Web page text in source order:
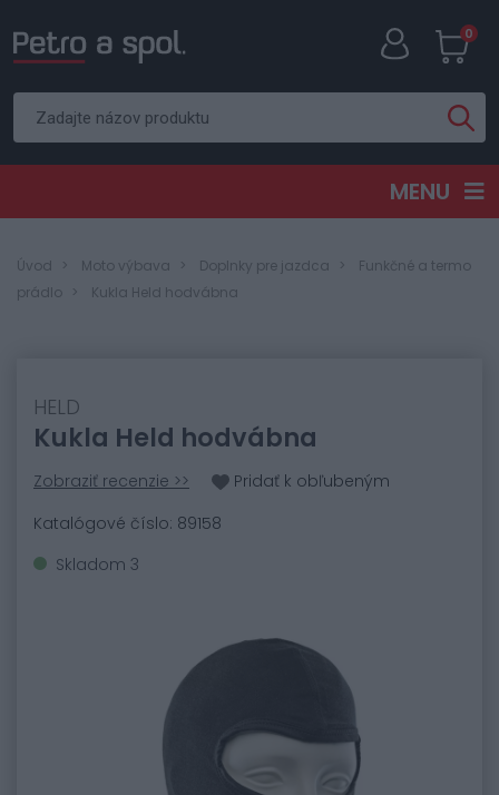
0
MENU
Úvod Moto výbava Doplnky pre jazdca
Funkčné a termo
prádlo
Kukla Held hodvábna
HELD
Kukla Held hodvábna
Zobraziť recenzie >>
Pridať k obľubeným
Katalógové číslo: 89158
Skladom 3